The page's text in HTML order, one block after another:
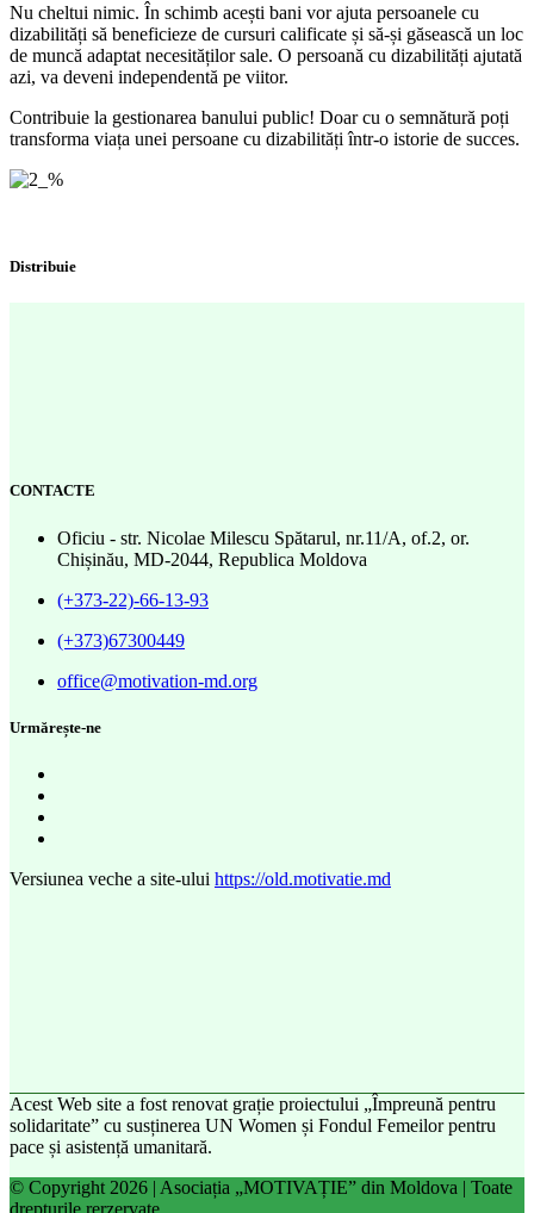
Nu cheltui nimic. În schimb acești bani vor ajuta persoanele cu
dizabilități să beneficieze de cursuri calificate și să-și găsească un loc
de muncă adaptat necesităților sale. O persoană cu dizabilități ajutată
azi, va deveni independentă pe viitor.
Contribuie la gestionarea banului public! Doar cu o semnătură poți
transforma viața unei persoane cu dizabilități într-o istorie de succes.
Distribuie
CONTACTE
Oficiu - str. Nicolae Milescu Spătarul, nr.11/A, of.2, or.
Chișinău, MD-2044, Republica Moldova
(+373-22)-66-13-93
(+373)67300449
office@motivation-md.org
Urmărește-ne
Versiunea veche a site-ului https://old.motivatie.md
Acest Web site a fost renovat grație proiectului „Împreună pentru
solidaritate” cu susținerea UN Women și Fondul Femeilor pentru
pace și asistență umanitară.
© Copyright 2026 | Asociația „MOTIVAȚIE” din Moldova | Toate
drepturile rerzervate.